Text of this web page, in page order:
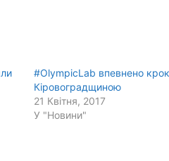
#OlympicLab впевнено
Кіровоградщиною
21 Квітня, 2017
У "Новини"